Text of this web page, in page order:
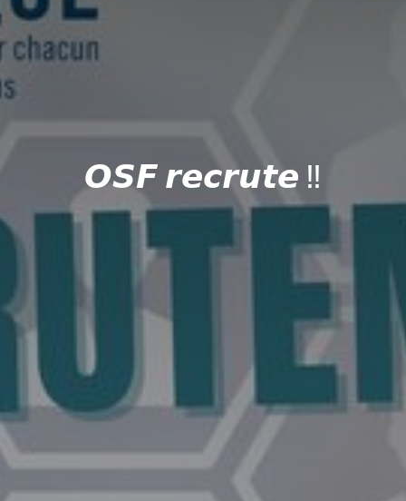
𝙊𝙎𝙁 𝙧𝙚𝙘𝙧𝙪𝙩𝙚 ‼️